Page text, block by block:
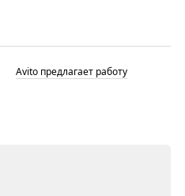
Avito предлагает работу